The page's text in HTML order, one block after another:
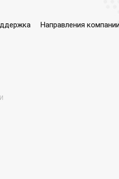
Направления компании